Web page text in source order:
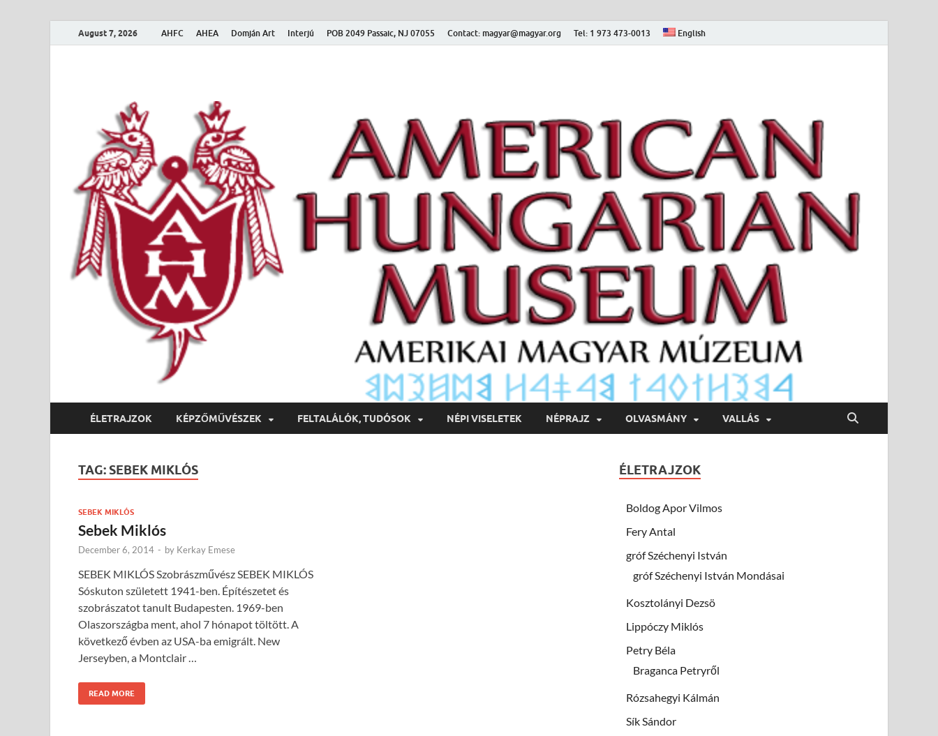
August 7, 2026 AHFC AHEA Domján Art Interjú POB 2049 Passaic, NJ 07055 Contact: magyar@magyar.org Tel: 1 973 473-0013 English
Amerikai Magyar Múzeum
ÉLETRAJZOK KÉPZŐMŰVÉSZEK FELTALÁLÓK, TUDÓSOK NÉPI VISELETEK NÉPRAJZ OLVASMÁNY VALLÁS
TAG: SEBEK MIKLÓS
SEBEK MIKLÓS
Sebek Miklós
December 6, 2014 - by Kerkay Emese
SEBEK MIKLÓS Szobrászművész SEBEK MIKLÓS
Sóskuton született 1941-ben. Építészetet és
szobrászatot tanult Budapesten. 1969-ben
Olaszországba ment, ahol 7 hónapot töltött. A
következő évben az USA-ba emigrált. New
Jerseyben, a Montclair …
READ MORE
ÉLETRAJZOK
Boldog Apor Vilmos
Fery Antal
gróf Széchenyi István
gróf Széchenyi István Mondásai
Kosztolányi Dezsö
Lippóczy Miklós
Petry Béla
Braganca Petryről
Rózsahegyi Kálmán
Sík Sándor